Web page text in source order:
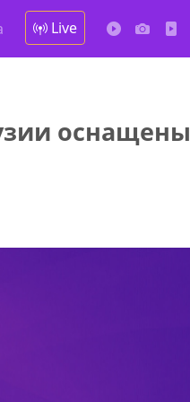
Live
оснащены